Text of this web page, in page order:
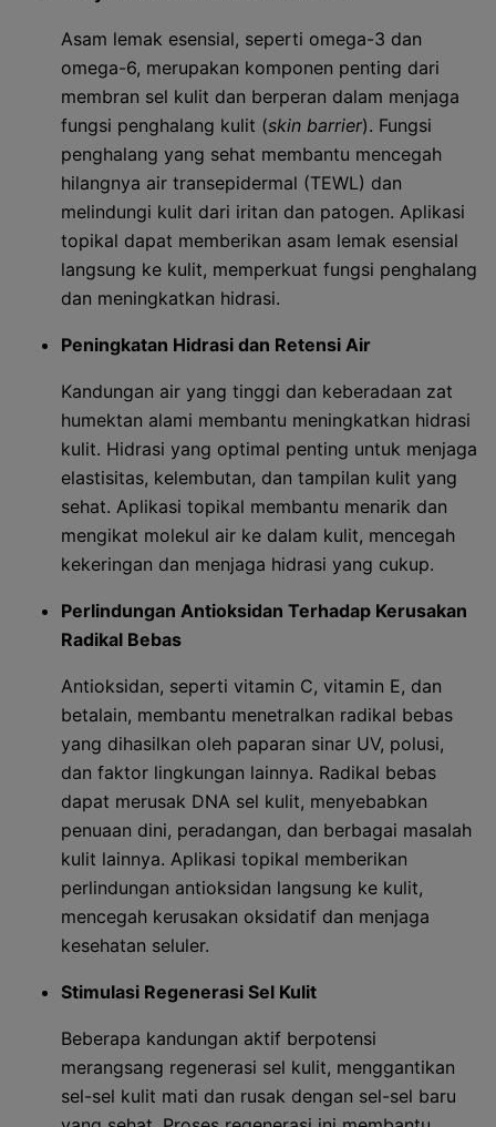
Asam lemak esensial, seperti omega-3 dan
omega-6, merupakan komponen penting dari
membran sel kulit dan berperan dalam menjaga
fungsi penghalang kulit (skin barrier). Fungsi
penghalang yang sehat membantu mencegah
hilangnya air transepidermal (TEWL) dan
melindungi kulit dari iritan dan patogen. Aplikasi
topikal dapat memberikan asam lemak esensial
langsung ke kulit, memperkuat fungsi penghalang
dan meningkatkan hidrasi.
Peningkatan Hidrasi dan Retensi Air
Kandungan air yang tinggi dan keberadaan zat
humektan alami membantu meningkatkan hidrasi
kulit. Hidrasi yang optimal penting untuk menjaga
elastisitas, kelembutan, dan tampilan kulit yang
sehat. Aplikasi topikal membantu menarik dan
mengikat molekul air ke dalam kulit, mencegah
kekeringan dan menjaga hidrasi yang cukup.
Perlindungan Antioksidan Terhadap Kerusakan
Radikal Bebas
Antioksidan, seperti vitamin C, vitamin E, dan
betalain, membantu menetralkan radikal bebas
yang dihasilkan oleh paparan sinar UV, polusi,
dan faktor lingkungan lainnya. Radikal bebas
dapat merusak DNA sel kulit, menyebabkan
penuaan dini, peradangan, dan berbagai masalah
kulit lainnya. Aplikasi topikal memberikan
perlindungan antioksidan langsung ke kulit,
mencegah kerusakan oksidatif dan menjaga
kesehatan seluler.
Stimulasi Regenerasi Sel Kulit
Beberapa kandungan aktif berpotensi
merangsang regenerasi sel kulit, menggantikan
sel-sel kulit mati dan rusak dengan sel-sel baru